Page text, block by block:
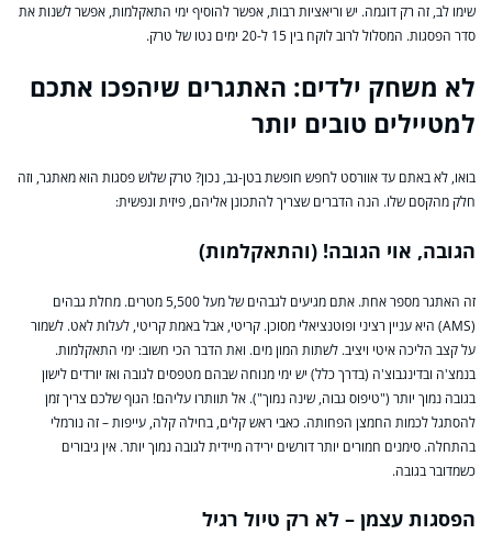
שימו לב, זה רק דוגמה. יש וריאציות רבות, אפשר להוסיף ימי התאקלמות, אפשר לשנות את
סדר הפסגות. המסלול לרוב לוקח בין 15 ל-20 ימים נטו של טרק.
לא משחק ילדים: האתגרים שיהפכו אתכם
למטיילים טובים יותר
בואו, לא באתם עד אוורסט לחפש חופשת בטן-גב, נכון? טרק שלוש פסגות הוא מאתגר, וזה
חלק מהקסם שלו. הנה הדברים שצריך להתכונן אליהם, פיזית ונפשית:
הגובה, אוי הגובה! (והתאקלמות)
זה האתגר מספר אחת. אתם מגיעים לגבהים של מעל 5,500 מטרים. מחלת גבהים
(AMS) היא עניין רציני ופוטנציאלי מסוכן. קריטי, אבל באמת קריטי, לעלות לאט. לשמור
על קצב הליכה איטי ויציב. לשתות המון מים. ואת הדבר הכי חשוב: ימי התאקלמות.
בנמצ'ה ובדינגבוצ'ה (בדרך כלל) יש ימי מנוחה שבהם מטפסים לגובה ואז יורדים לישון
בגובה נמוך יותר ("טיפוס גבוה, שינה נמוך"). אל תוותרו עליהם! הגוף שלכם צריך זמן
להסתגל לכמות החמצן הפחותה. כאבי ראש קלים, בחילה קלה, עייפות – זה נורמלי
בהתחלה. סימנים חמורים יותר דורשים ירידה מיידית לגובה נמוך יותר. אין גיבורים
כשמדובר בגובה.
הפסגות עצמן – לא רק טיול רגיל